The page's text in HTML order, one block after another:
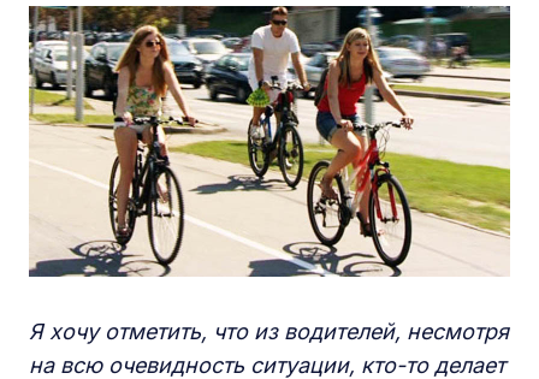
Я хочу отметить, что из водителей, несмотря
на всю очевидность ситуации, кто-то делает